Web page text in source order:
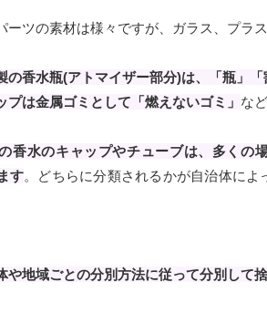
ーツの素材は様々ですが、ガラス、プラ
の香水瓶(アトマイザー部分)は、「瓶」「
プは金属ゴミとして「燃えないゴミ」 な
香水のキャップやチューブは、多くの
す。どちらに分類されるかが自治体に
や地域ごとの分別方法に従って分別して